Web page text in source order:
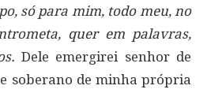
só para mim, todo meu, no
quer em palavras,
Dele emergirei senhor de
soberano de minha própria